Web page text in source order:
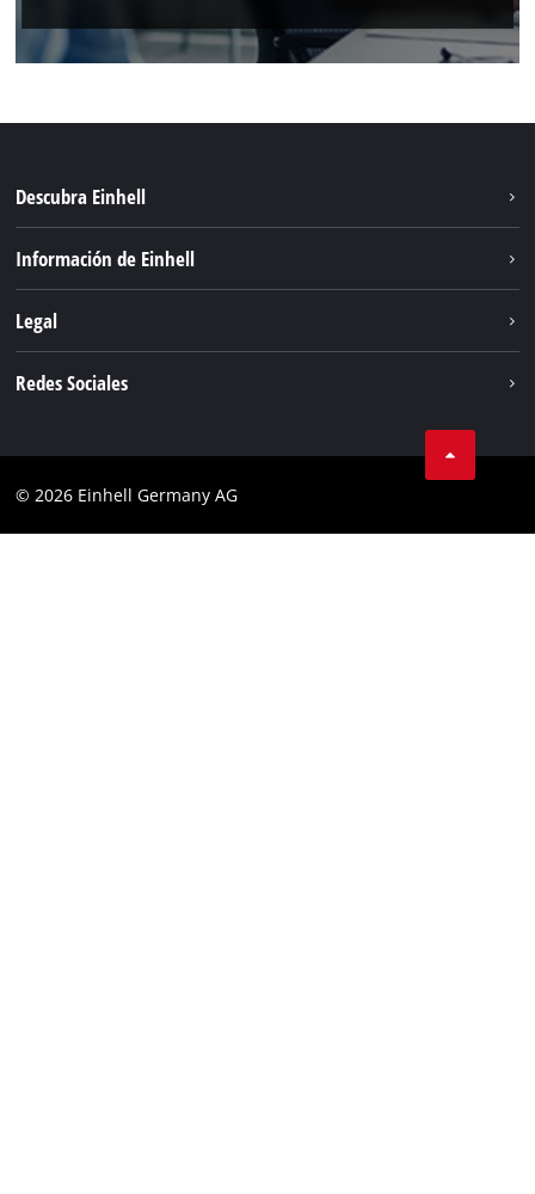
Descubra Einhell
Información de Einhell
Einhell global
Legal
Redes Sociales
© 2026 Einhell Germany AG